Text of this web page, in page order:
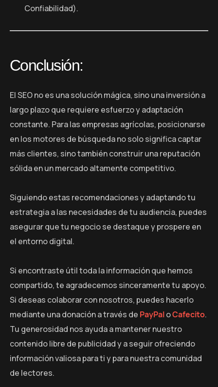
Confiabilidad).
Conclusión:
El SEO no es una solución mágica, sino una inversión a
largo plazo que requiere esfuerzo y adaptación
constante. Para las empresas agrícolas, posicionarse
en los motores de búsqueda no solo significa captar
más clientes, sino también construir una reputación
sólida en un mercado altamente competitivo.
Siguiendo estas recomendaciones y adaptando tu
estrategia a las necesidades de tu audiencia, puedes
asegurar que tu negocio se destaque y prospere en
el entorno digital.
Si encontraste útil toda la información que hemos
compartido, te agradecemos sinceramente tu apoyo.
Si deseas colaborar con nosotros, puedes hacerlo
mediante una donación a través de PayPaloCafecito.
Tu generosidad nos ayuda a mantener nuestro
contenido libre de publicidad y a seguir ofreciendo
información valiosa para ti y para nuestra comunidad
de lectores.